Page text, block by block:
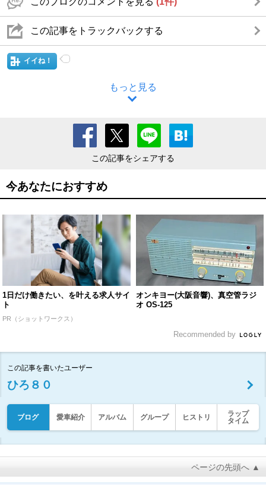
この記事をトラックバックする
イイね！
もっと見る
この記事をシェアする
今あなたにおすすめ
1日だけ働きたい、を叶える求人サイ
ト
PR（ショットワークス）
オンキヨー(大阪音響)、真空管ラジ
オ OS-125
Recommended by
この記事を書いたユーザー
ひろ８０
ブログ 愛車紹介 アルバム グループ ヒストリ
ラップ
タイム
ページの先頭へ ▲